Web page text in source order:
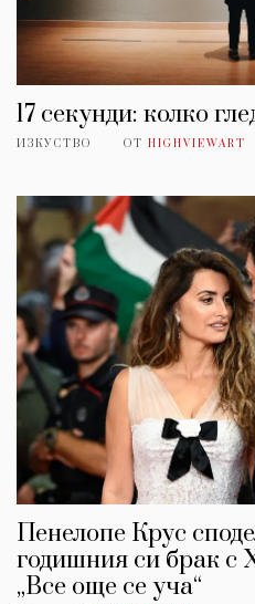
17 секунди: колко
ИЗКУСТВО ОТ HIGHVIEWART
Пенелопе Крус
годишния си брак с
„Все още се уча“